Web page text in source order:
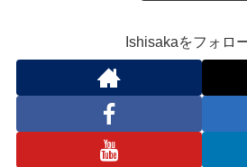
Ishisakaをフォロ